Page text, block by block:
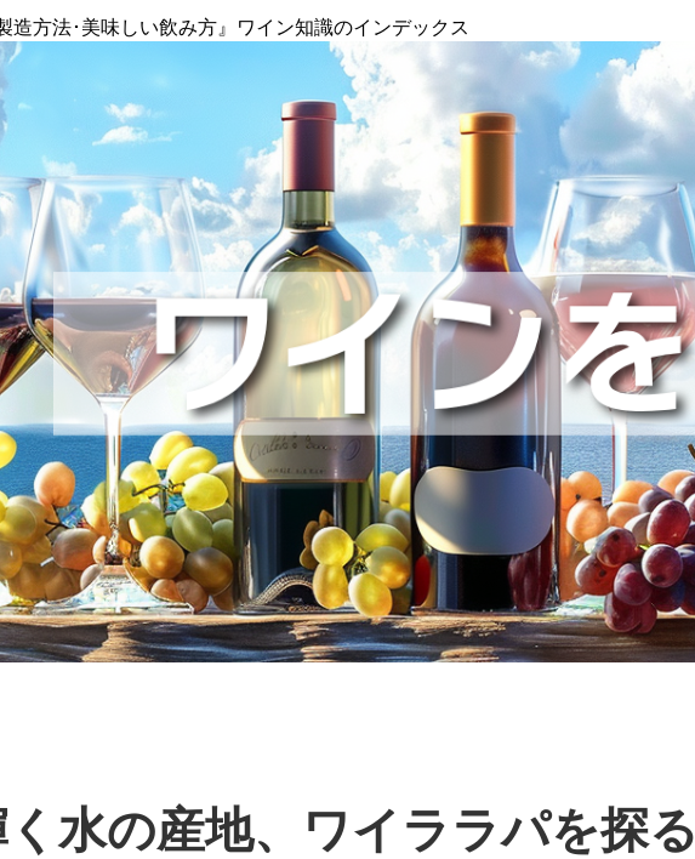
造方法･美味しい飲み方』ワイン知識のインデックス
水の産地、ワイララパを探る